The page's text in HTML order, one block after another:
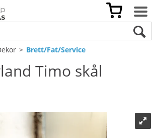
>Brett/Fat/Service
Timo skål